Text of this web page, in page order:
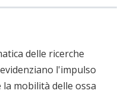
delle ricerche
l'impulso
mobilità delle ossa